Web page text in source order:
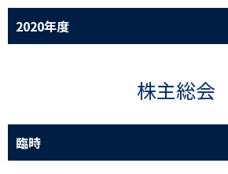
2020年度
株主総会
臨時